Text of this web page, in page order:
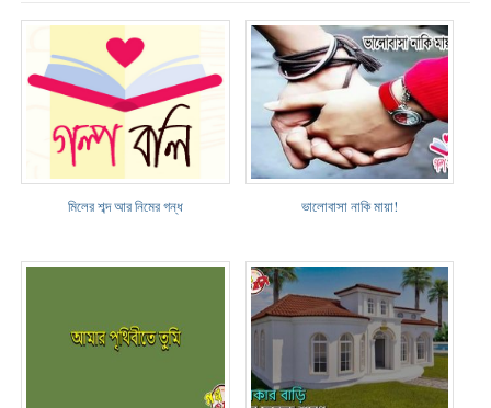
মিলের শব্দ আর নিমের গন্ধ ভালোবাসা নাকি মায়া!